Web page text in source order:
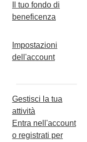
Il tuo fondo di
beneficenza
Impostazioni
dell'account
Gestisci la tua
attività
Entra nell'account
o registrati per